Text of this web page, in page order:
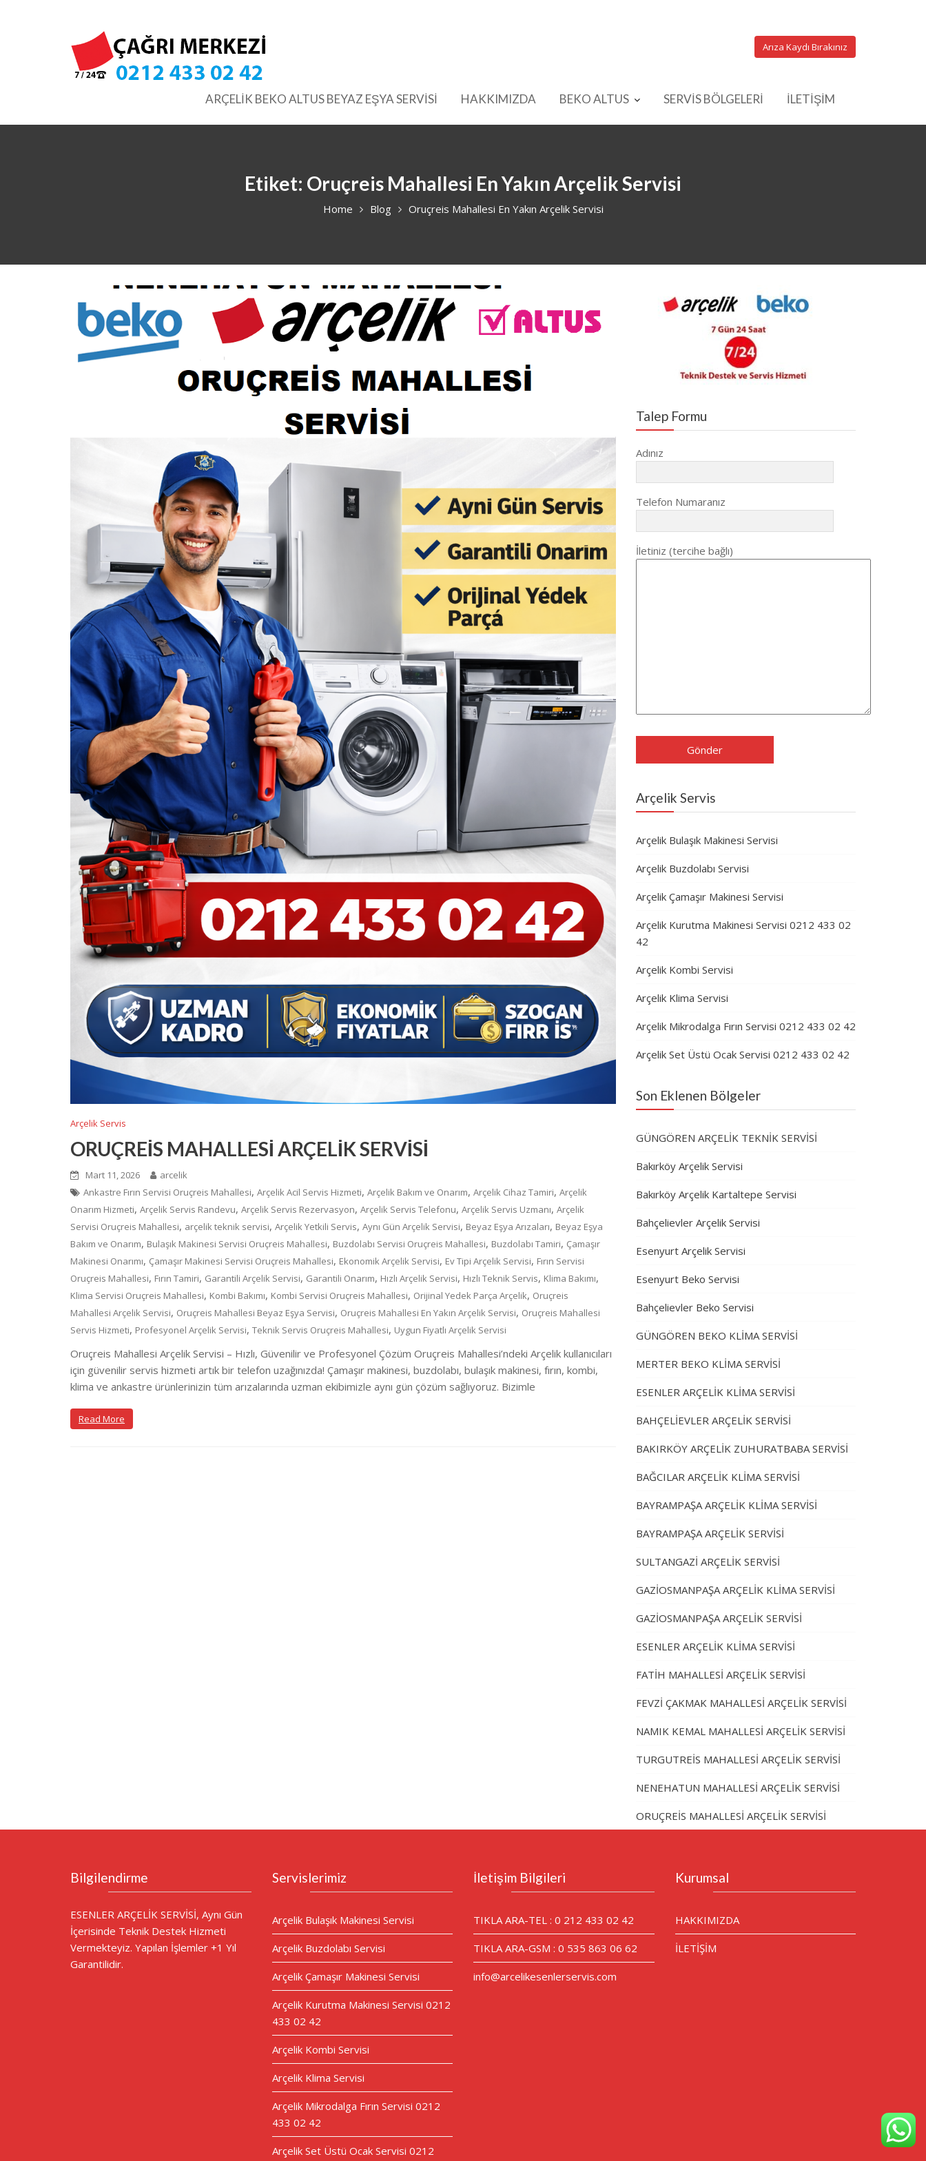
Arıza Kaydı Bırakınız
ARÇELİK BEKO ALTUS BEYAZ EŞYA SERVİSİ HAKKIMIZDA BEKO ALTUS SERVİS BÖLGELERİ İLETİŞİM
Etiket: Oruçreis Mahallesi En Yakın Arçelik Servisi
Home Blog Oruçreis Mahallesi En Yakın Arçelik Servisi
Arçelik Servis
ORUÇREİS MAHALLESİ ARÇELİK SERVİSİ
Mart 11, 2026
arcelik
Ankastre Fırın Servisi Oruçreis Mahallesi, Arçelik Acil Servis Hizmeti, Arçelik Bakım ve Onarım, Arçelik Cihaz Tamiri, Arçelik
Onarım Hizmeti, Arçelik Servis Randevu, Arçelik Servis Rezervasyon, Arçelik Servis Telefonu, Arçelik Servis Uzmanı, Arçelik
Servisi Oruçreis Mahallesi, arçelik teknik servisi, Arçelik Yetkili Servis, Aynı Gün Arçelik Servisi, Beyaz Eşya Arızaları, Beyaz Eşya
Bakım ve Onarım, Bulaşık Makinesi Servisi Oruçreis Mahallesi, Buzdolabı Servisi Oruçreis Mahallesi, Buzdolabı Tamiri, Çamaşır
Makinesi Onarımı, Çamaşır Makinesi Servisi Oruçreis Mahallesi, Ekonomik Arçelik Servisi, Ev Tipi Arçelik Servisi, Fırın Servisi
Oruçreis Mahallesi, Fırın Tamiri, Garantili Arçelik Servisi, Garantili Onarım, Hızlı Arçelik Servisi, Hızlı Teknik Servis, Klima Bakımı,
Klima Servisi Oruçreis Mahallesi, Kombi Bakımı, Kombi Servisi Oruçreis Mahallesi, Orijinal Yedek Parça Arçelik, Oruçreis
Mahallesi Arçelik Servisi, Oruçreis Mahallesi Beyaz Eşya Servisi, Oruçreis Mahallesi En Yakın Arçelik Servisi, Oruçreis Mahallesi
Servis Hizmeti, Profesyonel Arçelik Servisi, Teknik Servis Oruçreis Mahallesi, Uygun Fiyatlı Arçelik Servisi
Oruçreis Mahallesi Arçelik Servisi – Hızlı, Güvenilir ve Profesyonel Çözüm Oruçreis Mahallesi’ndeki Arçelik kullanıcıları
için güvenilir servis hizmeti artık bir telefon uzağınızda! Çamaşır makinesi, buzdolabı, bulaşık makinesi, fırın, kombi,
klima ve ankastre ürünlerinizin tüm arızalarında uzman ekibimizle aynı gün çözüm sağlıyoruz. Bizimle
Read More
Talep Formu
Adınız
Telefon Numaranız
İletiniz (tercihe bağlı)
Arçelik Servis
Arçelik Bulaşık Makinesi Servisi
Arçelik Buzdolabı Servisi
Arçelik Çamaşır Makinesi Servisi
Arçelik Kurutma Makinesi Servisi 0212 433 02
42
Arçelik Kombi Servisi
Arçelik Klima Servisi
Arçelik Mikrodalga Fırın Servisi 0212 433 02 42
Arçelik Set Üstü Ocak Servisi 0212 433 02 42
Son Eklenen Bölgeler
GÜNGÖREN ARÇELİK TEKNİK SERVİSİ
Bakırköy Arçelik Servisi
Bakırköy Arçelik Kartaltepe Servisi
Bahçelievler Arçelik Servisi
Esenyurt Arçelik Servisi
Esenyurt Beko Servisi
Bahçelievler Beko Servisi
GÜNGÖREN BEKO KLİMA SERVİSİ
MERTER BEKO KLİMA SERVİSİ
ESENLER ARÇELİK KLİMA SERVİSİ
BAHÇELİEVLER ARÇELİK SERVİSİ
BAKIRKÖY ARÇELİK ZUHURATBABA SERVİSİ
BAĞCILAR ARÇELİK KLİMA SERVİSİ
BAYRAMPAŞA ARÇELİK KLİMA SERVİSİ
BAYRAMPAŞA ARÇELİK SERVİSİ
SULTANGAZİ ARÇELİK SERVİSİ
GAZİOSMANPAŞA ARÇELİK KLİMA SERVİSİ
GAZİOSMANPAŞA ARÇELİK SERVİSİ
ESENLER ARÇELİK KLİMA SERVİSİ
FATİH MAHALLESİ ARÇELİK SERVİSİ
FEVZİ ÇAKMAK MAHALLESİ ARÇELİK SERVİSİ
NAMIK KEMAL MAHALLESİ ARÇELİK SERVİSİ
TURGUTREİS MAHALLESİ ARÇELİK SERVİSİ
NENEHATUN MAHALLESİ ARÇELİK SERVİSİ
ORUÇREİS MAHALLESİ ARÇELİK SERVİSİ
Bilgilendirme
ESENLER ARÇELİK SERVİSİ, Aynı Gün
İçerisinde Teknik Destek Hizmeti
Vermekteyiz. Yapılan İşlemler +1 Yıl
Garantilidir.
Servislerimiz
Arçelik Bulaşık Makinesi Servisi
Arçelik Buzdolabı Servisi
Arçelik Çamaşır Makinesi Servisi
Arçelik Kurutma Makinesi Servisi 0212
433 02 42
Arçelik Kombi Servisi
Arçelik Klima Servisi
Arçelik Mikrodalga Fırın Servisi 0212
433 02 42
Arçelik Set Üstü Ocak Servisi 0212
İletişim Bilgileri
TIKLA ARA-TEL : 0 212 433 02 42
TIKLA ARA-GSM : 0 535 863 06 62
info@arcelikesenlerservis.com
Kurumsal
HAKKIMIZDA
İLETİŞİM